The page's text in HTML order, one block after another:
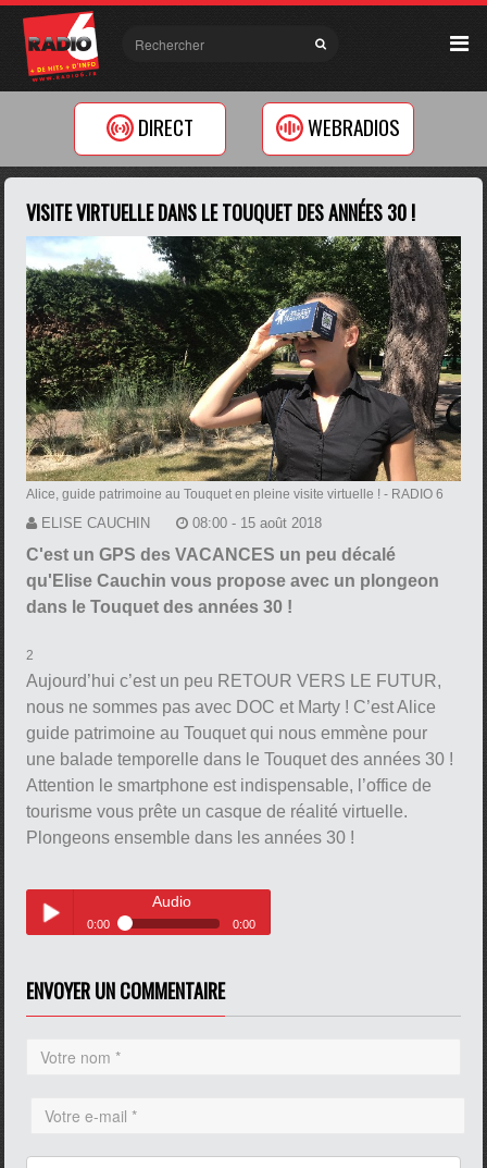
DIRECT WEBRADIOS
VISITE VIRTUELLE DANS LE TOUQUET DES ANNÉES 30 !
Alice, guide patrimoine au Touquet en pleine visite virtuelle ! - RADIO 6
ELISE CAUCHIN 08:00 - 15 août 2018
C'est un GPS des VACANCES un peu décalé
qu'Elise Cauchin vous propose avec un plongeon
dans le Touquet des années 30 !
2
Aujourd’hui c’est un peu RETOUR VERS LE FUTUR,
nous ne sommes pas avec DOC et Marty ! C’est Alice
guide patrimoine au Touquet qui nous emmène pour
une balade temporelle dans le Touquet des années 30 !
Attention le smartphone est indispensable, l’office de
tourisme vous prête un casque de réalité virtuelle.
Plongeons ensemble dans les années 30 !
Audio
0:00 0:00
ENVOYER UN COMMENTAIRE